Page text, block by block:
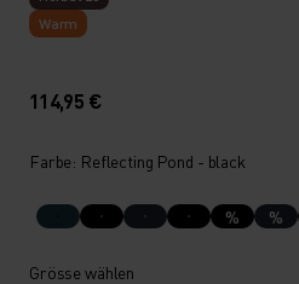
Warm
114,95 €
Farbe: Reflecting Pond - black
% %
Grösse wählen